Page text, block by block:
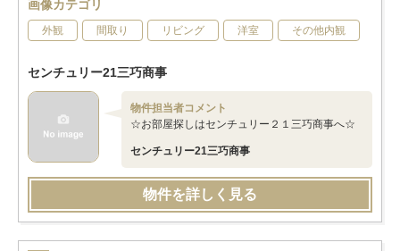
画像カテゴリ
外観 間取り リビング 洋室 その他内観
センチュリー21三巧商事
物件担当者コメント
☆お部屋探しはセンチュリー２１三巧商事へ☆
センチュリー21三巧商事
物件を詳しく見る